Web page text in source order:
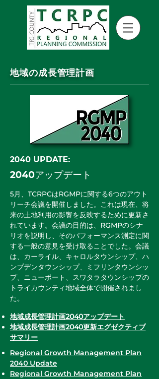
地域の成長管理計画
2040 UPDATE:
2040アップデート
5月、TCRPCはRGMPに関する6つのアウト
リーチ会議を開催しました。これは現在、将
来の土地利用の影響を反映するために更新さ
れています。会議の目的は、RGMPのシナ
リオを説明し、そのパフォーマンス測定に関
する一般の意見を受け取ることでした。会議
は、カーライル、キャロルタウンシップ、ハ
ンプデンタウンシップ、ミフリンタウンシッ
プ、ニューポート、スワタラタウンシップの
トライカウンティ地域全体で開催されまし
た。
地域成長管理計画2040アップデート
地域成長管理計画2040更新エグゼクティブ
サマリー
Regional Growth Management Plan
2040 Update
Regional Growth Management Plan